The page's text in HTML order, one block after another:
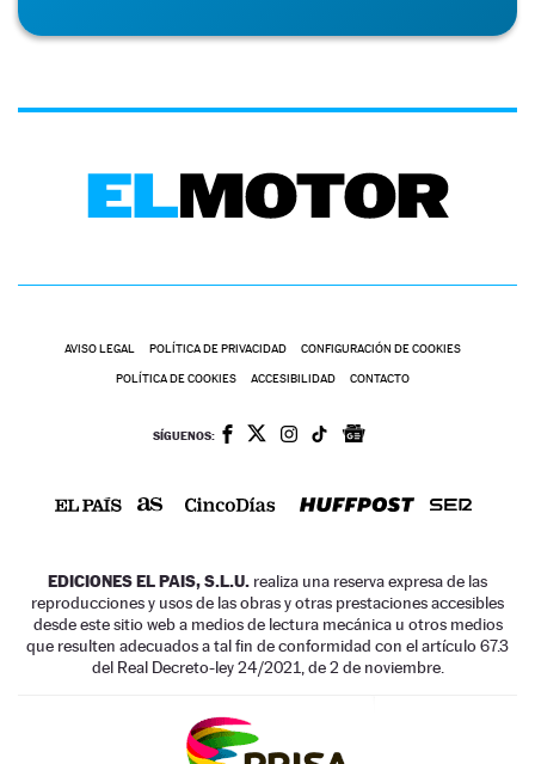
AVISO LEGAL POLÍTICA DE PRIVACIDAD CONFIGURACIÓN DE COOKIES
POLÍTICA DE COOKIES ACCESIBILIDAD CONTACTO
SÍGUENOS:
EDICIONES EL PAIS, S.L.U. realiza una reserva expresa de las
reproducciones y usos de las obras y otras prestaciones accesibles
desde este sitio web a medios de lectura mecánica u otros medios
que resulten adecuados a tal fin de conformidad con el artículo 67.3
del Real Decreto-ley 24/2021, de 2 de noviembre.